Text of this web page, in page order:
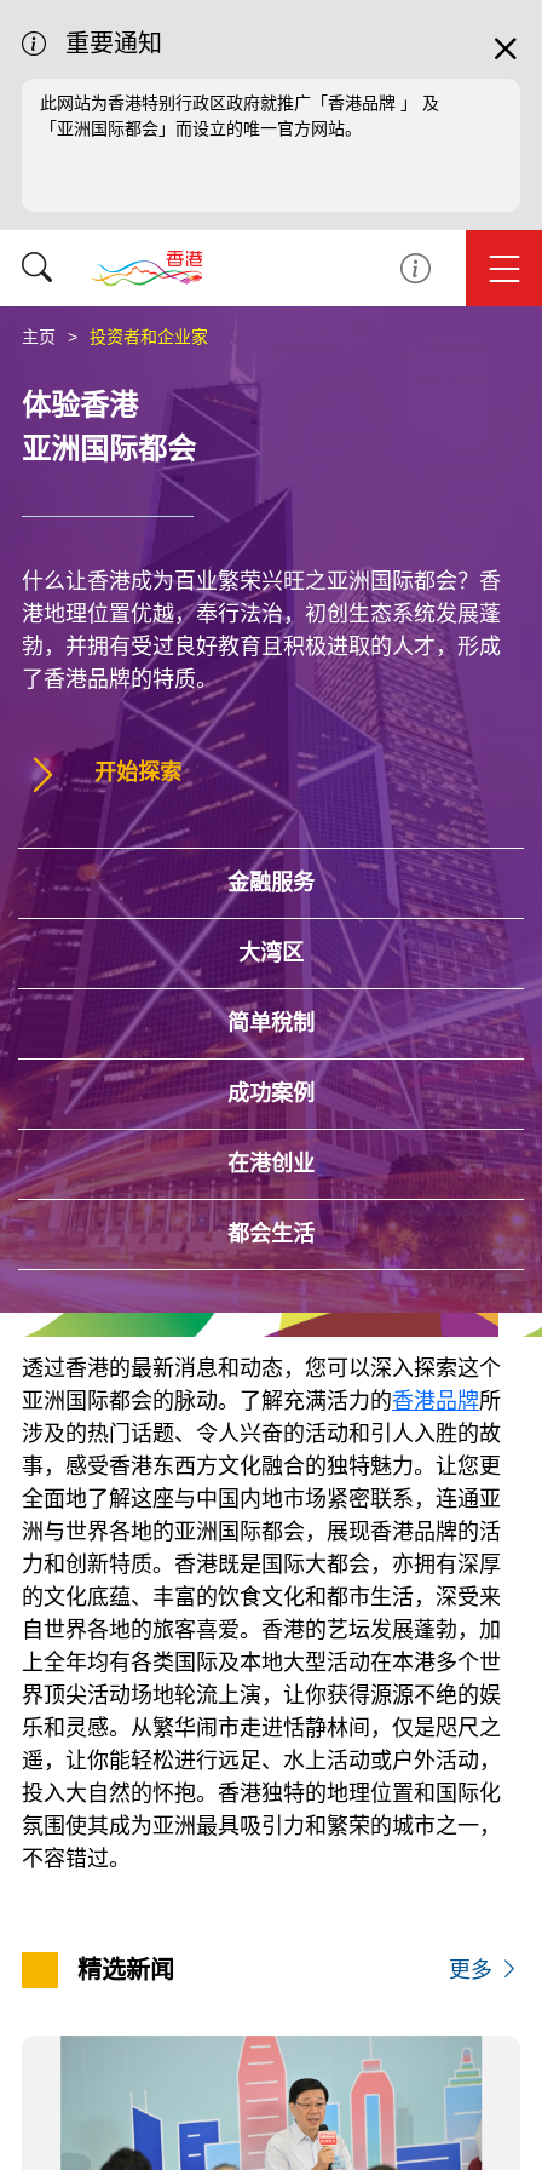
重要通知
此网站为香港特别行政区政府就推广「香港品牌 」 及
「亚洲国际都会」而设立的唯一官方网站。
主页 投资者和企业家
体验香港
亚洲国际都会
什么让香港成为百业繁荣兴旺之亚洲国际都会？香
港地理位置优越，奉行法治，初创生态系统发展蓬
勃，并拥有受过良好教育且积极进取的人才，形成
了香港品牌的特质。
开始探索
金融服务
大湾区
简单稅制
成功案例
在港创业
都会生活
透过香港的最新消息和动态，您可以深入探索这个
亚洲国际都会的脉动。了解充满活力的香港品牌所
涉及的热门话题、令人兴奋的活动和引人入胜的故
事，感受香港东西方文化融合的独特魅力。让您更
全面地了解这座与中国内地市场紧密联系，连通亚
洲与世界各地的亚洲国际都会，展现香港品牌的活
力和创新特质。香港既是国际大都会，亦拥有深厚
的文化底蕴、丰富的饮食文化和都市生活，深受来
自世界各地的旅客喜爱。香港的艺坛发展蓬勃，加
上全年均有各类国际及本地大型活动在本港多个世
界顶尖活动场地轮流上演，让你获得源源不绝的娱
乐和灵感。从繁华闹市走进恬静林间，仅是咫尺之
遥，让你能轻松进行远足、水上活动或户外活动，
投入大自然的怀抱。香港独特的地理位置和国际化
氛围使其成为亚洲最具吸引力和繁荣的城市之一，
不容错过。
精选新闻 更多